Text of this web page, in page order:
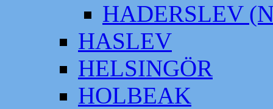
HADERSLEV
HASLEV
HELSINGÖR
HOLBEAK